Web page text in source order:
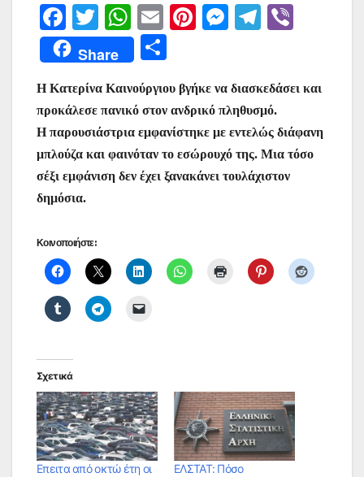
F
a
c
e
b
o
o
k
T
w
itt
er
W
h
at
s
A
p
p
E
m
ai
l
Pi
e
st
M
s
e
n
g
T
gr
a
m
Share
ρ
α
σ
τε
Η Κατερίνα Καινούργιου βγήκε να διασκεδάσει και
προκάλεσε πανικό στον ανδρικό πληθυσμό.
Η παρουσιάστρια εμφανίστηκε με εντελώς διάφανη
μπλούζα και φαινόταν το εσώρουχό της. Μια τόσο
σέξι εμφάνιση δεν έχει ξανακάνει τουλάχιστον
δημόσια.
Κοινοποιήστε:
Σχετικά
Επειτα από οκτώ έτη οι
ΕΛΣΤΑΤ: Πόσο